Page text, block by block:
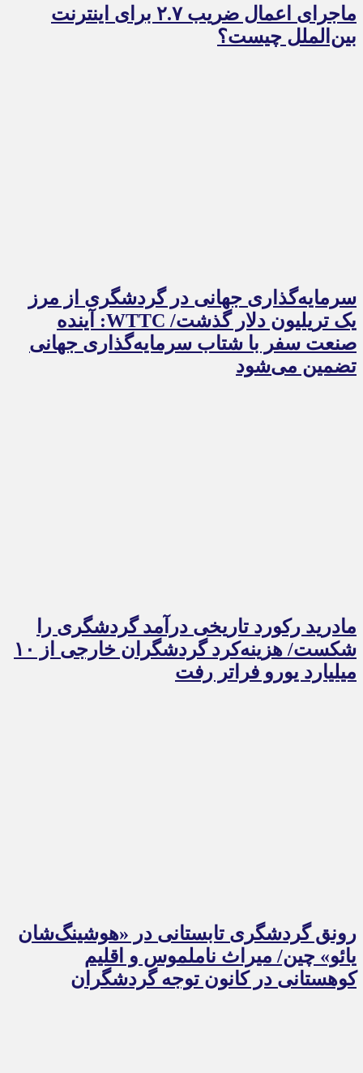
ماجرای اعمال ضریب ۲.۷ برای اینترنت
بین‌الملل چیست؟
سرمایه‌گذاری جهانی در گردشگری از مرز
یک تریلیون دلار گذشت/ WTTC: آینده
صنعت سفر با شتاب سرمایه‌گذاری جهانی
تضمین می‌شود
مادرید رکورد تاریخی درآمد گردشگری را
شکست/ هزینه‌کرد گردشگران خارجی از ۱۰
میلیارد یورو فراتر رفت
رونق گردشگری تابستانی در «هوشینگ‌شان
یائو» چین/ میراث ناملموس و اقلیم
کوهستانی در کانون توجه گردشگران